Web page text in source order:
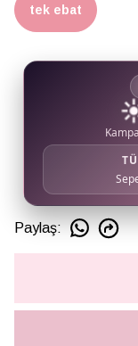
tek ebat
Paylaş: